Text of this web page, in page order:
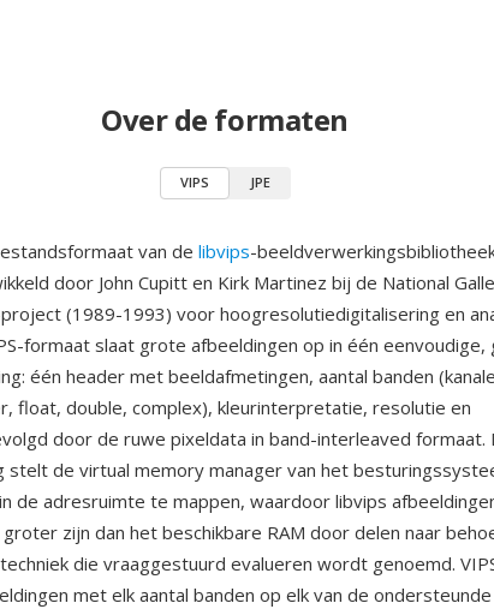
Over de formaten
VIPS JPE
van de libvips-
door John Cupitt en Kirk Martinez bij de National
(1989-1993) voor hoogresolutiedigitalisering en
formaat slaat grote afbeeldingen op in één eenvoudige,
één header met beeldafmetingen, aantal banden
float, double, complex), kleurinterpretatie, resolutie en
door de ruwe pixeldata in band-interleaved formaat.
stelt de virtual memory manager van het
de adresruimte te mappen, waardoor libvips
zijn dan het beschikbare RAM door delen naar
die vraaggestuurd evalueren wordt genoemd.
met elk aantal banden op elk van de